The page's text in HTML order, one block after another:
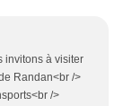
invitons à visiter
Randan<br />
/>